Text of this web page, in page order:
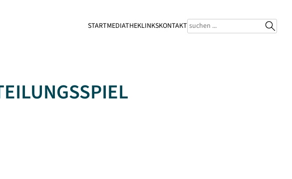
STARTMEDIATHEKLINKSKONTAKT